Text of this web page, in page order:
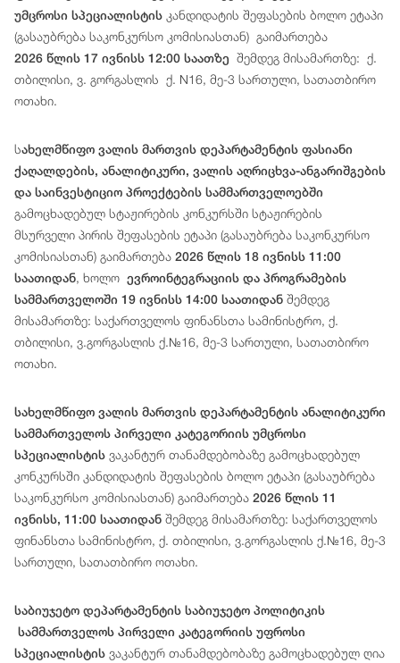
უმცროსი სპეციალისტის კანდიდატის შეფასების ბოლო ეტაპი
(გასაუბრება საკონკურსო კომისიასთან) გაიმართება
2026 წლის 17 ივნისს 12:00 საათზე შემდეგ მისამართზე: ქ.
თბილისი, ვ. გორგასლის ქ. N16, მე-3 სართული, სათათბირო
ოთახი.
სახელმწიფო ვალის მართვის დეპარტამენტის ფასიანი
ქაღალდების, ანალიტიკური, ვალის აღრიცხვა-ანგარიშგების
და საინვესტიციო პროექტების სამმართველოებში
გამოცხადებულ სტაჟირების კონკურსში სტაჟირების
მსურველი პირის შეფასების ეტაპი (გასაუბრება საკონკურსო
კომისიასთან) გაიმართება 2026 წლის 18 ივნისს 11:00
საათიდან, ხოლო ევროინტეგრაციის და პროგრამების
სამმართველოში 19 ივნისს 14:00 საათიდან შემდეგ
მისამართზე: საქართველოს ფინანსთა სამინისტრო, ქ.
თბილისი, ვ.გორგასლის ქ.№16, მე-3 სართული, სათათბირო
ოთახი.
სახელმწიფო ვალის მართვის დეპარტამენტის ანალიტიკური
სამმართველოს პირველი კატეგორიის უმცროსი
სპეციალისტის ვაკანტურ თანამდებობაზე გამოცხადებულ
კონკურსში კანდიდატის შეფასების ბოლო ეტაპი (გასაუბრება
საკონკურსო კომისიასთან) გაიმართება 2026 წლის 11
ივნისს, 11:00 საათიდან შემდეგ მისამართზე: საქართველოს
ფინანსთა სამინისტრო, ქ. თბილისი, ვ.გორგასლის ქ.№16, მე-3
სართული, სათათბირო ოთახი.
საბიუჯეტო დეპარტამენტის საბიუჯეტო პოლიტიკის
სამმართველოს პირველი კატეგორიის უფროსი
სპეციალისტის ვაკანტურ თანამდებობაზე გამოცხადებულ ღია